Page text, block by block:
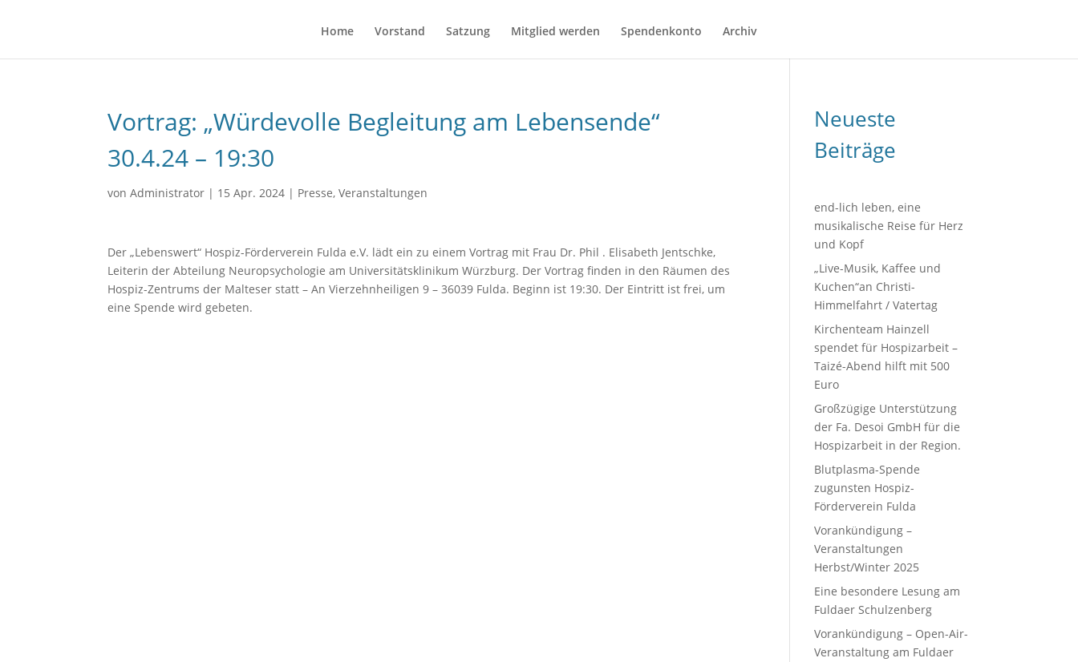
Home Vorstand Satzung Mitglied werden Spendenkonto Archiv
Vortrag: „Würdevolle Begleitung am Lebensende“
30.4.24 – 19:30
vonAdministrator | 15 Apr. 2024 | Presse,Veranstaltungen
Der „Lebenswert“ Hospiz-Förderverein Fulda e.V. lädt ein zu einem Vortrag mit Frau Dr. Phil . Elisabeth Jentschke,
Leiterin der Abteilung Neuropsychologie am Universitätsklinikum Würzburg. Der Vortrag finden in den Räumen des
Hospiz-Zentrums der Malteser statt – An Vierzehnheiligen 9 – 36039 Fulda. Beginn ist 19:30. Der Eintritt ist frei, um
eine Spende wird gebeten.
Neueste
Beiträge
end-lich leben, eine
musikalische Reise für Herz
und Kopf
„Live-Musik, Kaffee und
Kuchen“an Christi-
Himmelfahrt / Vatertag
Kirchenteam Hainzell
spendet für Hospizarbeit –
Taizé-Abend hilft mit 500
Euro
Großzügige Unterstützung
der Fa. Desoi GmbH für die
Hospizarbeit in der Region.
Blutplasma-Spende
zugunsten Hospiz-
Förderverein Fulda
Vorankündigung –
Veranstaltungen
Herbst/Winter 2025
Eine besondere Lesung am
Fuldaer Schulzenberg
Vorankündigung – Open-Air-
Veranstaltung am Fuldaer